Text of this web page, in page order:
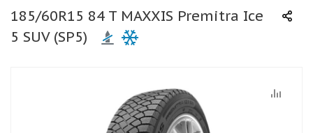
185/60R15 84 T MAXXIS Premitra Ice
5 SUV (SP5)